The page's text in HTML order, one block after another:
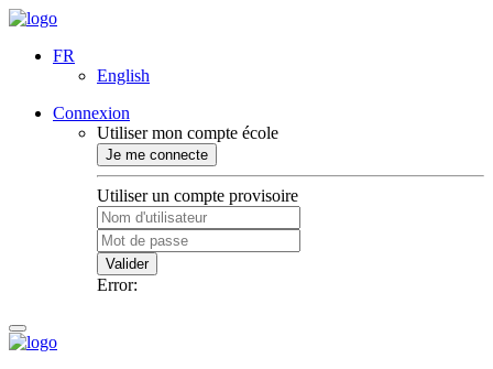
FR
English
Connexion
Utiliser mon compte école
Je me connecte
Utiliser un compte provisoire
Valider
Error: